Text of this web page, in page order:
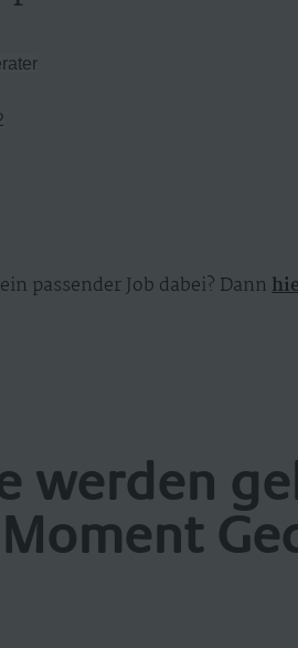
passender Job dabei? Dann
werden